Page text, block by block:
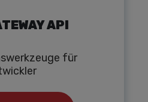
API
für